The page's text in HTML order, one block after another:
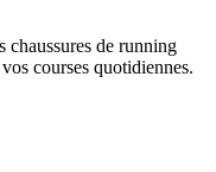
chaussures de running
courses quotidiennes.